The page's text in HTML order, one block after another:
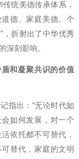
统美德传承体系，
德、家庭美德、个
，折射出了中华优秀
深刻影响。
和凝聚共识的价值
出：“无论时代如
如何发展，对一个
依托都不可替代，
替代，家庭的文明